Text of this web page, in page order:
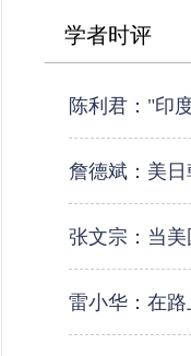
学者时评
陈利君："印
詹德斌：美日
张文宗：当
雷小华：在